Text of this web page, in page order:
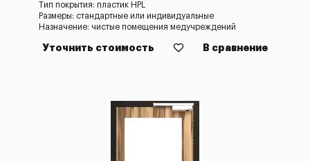
Тип покрытия: пластик HPL
Размеры: стандартные или индивидуальные
Назначение: чистые помещения медучреждений
Уточнить стоимость В сравнение